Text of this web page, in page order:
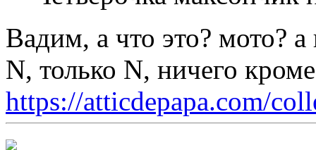
Вадим, а что это? мото? а
N, только N, ничего
https://atticdepapa.com/